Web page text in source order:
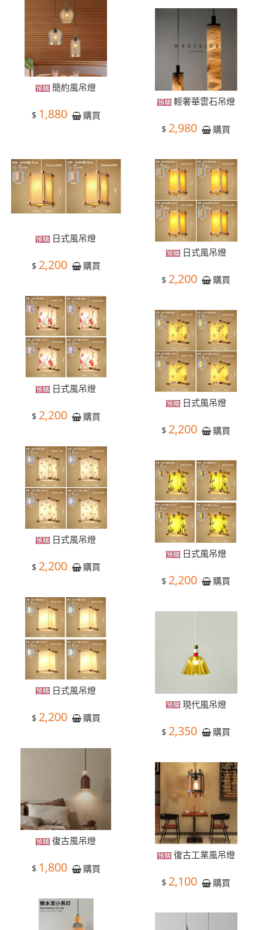
簡約風吊燈
$ 1,880 購買
輕奢華雲石吊燈
$ 2,980 購買
日式風吊燈
$ 2,200 購買
日式風吊燈
$ 2,200 購買
日式風吊燈
$ 2,200 購買
日式風吊燈
$ 2,200 購買
日式風吊燈
$ 2,200 購買
日式風吊燈
$ 2,200 購買
日式風吊燈
$ 2,200 購買
現代風吊燈
$ 2,350 購買
復古風吊燈
$ 1,800 購買
復古工業風吊燈
$ 2,100 購買